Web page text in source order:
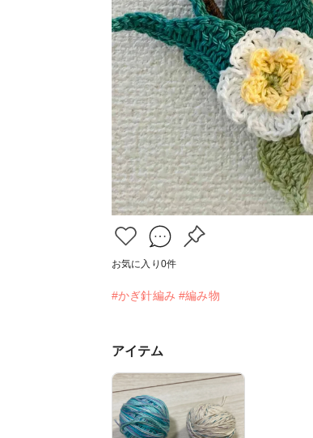
お気に入り 0件
#かぎ針編み #編み物
アイテム